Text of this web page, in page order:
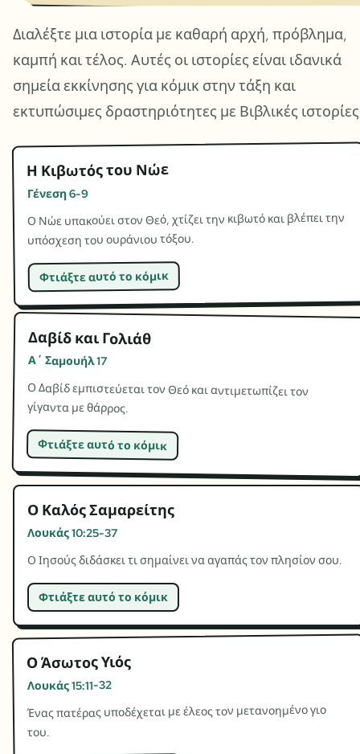
Διαλέξτε μια ιστορία με καθαρή αρχή, πρόβλημα,
καμπή και τέλος. Αυτές οι ιστορίες είναι ιδανικά
σημεία εκκίνησης για κόμικ στην τάξη και
εκτυπώσιμες δραστηριότητες με Βιβλικές
Η Κιβωτός του Νώε
Γένεση 6-9
Ο Νώε υπακούει στον Θεό, χτίζει την κιβωτό και βλέπει την
υπόσχεση του ουράνιου τόξου.
Φτιάξτε αυτό το κόμικ
Δαβίδ και Γολιάθ
Α΄ Σαμουήλ 17
Ο Δαβίδ εμπιστεύεται τον Θεό και αντιμετωπίζει τον
γίγαντα με θάρρος.
Φτιάξτε αυτό το κόμικ
Ο Καλός Σαμαρείτης
Λουκάς 10:25-37
Ο Ιησούς διδάσκει τι σημαίνει να αγαπάς τον πλησίον σου.
Φτιάξτε αυτό το κόμικ
Ο Άσωτος Υιός
Λουκάς 15:11-32
Ένας πατέρας υποδέχεται με έλεος τον μετανοημένο γιο
του.